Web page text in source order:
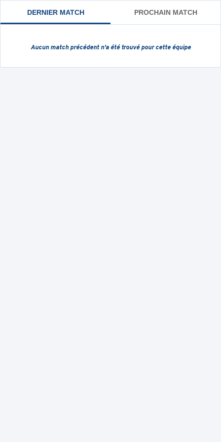
DERNIER MATCH PROCHAIN MATCH
Aucun match précédent n'a été trouvé pour cette équipe